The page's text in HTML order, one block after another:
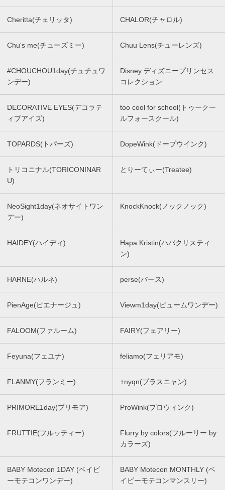
Cheritta(チェリッタ) CHALOR(チャロル)
Chu's me(チューズミー) Chuu Lens(チューレンズ)
#CHOUCHOU1day(チュチュワ
ンデー)
Disney ディズニープリンセス
コレクション
DECORATIVE EYES(デコラテ
ィブアイズ)
too cool for school(トゥークー
ルフォースクール)
TOPARDS(トパーズ) DopeWink(ドープウインク)
トリコニナル(TORICONINAR
U)
とりーてぃー(Treatee)
NeoSight1day(ネオサイトワン
デー)
KnockKnock(ノックノック)
HAIDEY(ハイディ)
Hapa Kristin(ハパクリスティ
ン)
HARNE(ハルネ) perse(パース)
PienAge(ピエナージュ) Viewm1day(ビュームワンデー)
FALOOM(ファルーム) FAIRY(フェアリー)
Feyuna(フェユナ) feliamo(フェリアモ)
FLANMY(フランミー) +nyqn(プラスニャン)
PRIMORE1day(プリモア) ProWink(プロウィンク)
FRUTTIE(フルッティー)
Flurry by colors(フルーリー by
カラーズ)
BABY Motecon 1DAY (ベイビ
ーモテコンワンデー)
BABY Motecon MONTHLY (ベ
イビーモテコンマンスリー)